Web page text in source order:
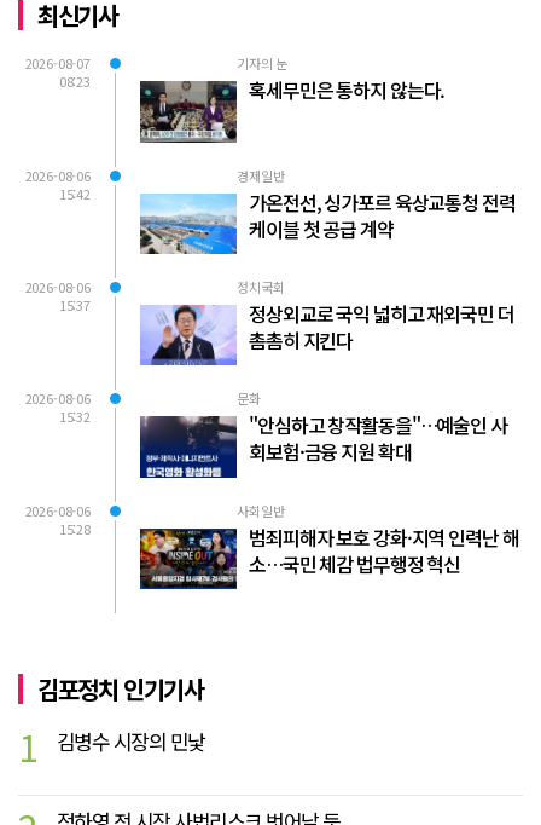
최신기사
2026-08-07
08:23
기자의 눈
혹세무민은 통하지 않는다.
2026-08-06
15:42
경제일반
가온전선, 싱가포르 육상교통청 전력
케이블 첫 공급 계약
2026-08-06
15:37
정치국회
정상외교로 국익 넓히고 재외국민 더
촘촘히 지킨다
2026-08-06
15:32
문화
"안심하고 창작활동을"…예술인 사
회보험·금융 지원 확대
2026-08-06
15:28
사회일반
범죄피해자 보호 강화·지역 인력난 해
소…국민 체감 법무행정 혁신
김포정치 인기기사
1 김병수 시장의 민낯